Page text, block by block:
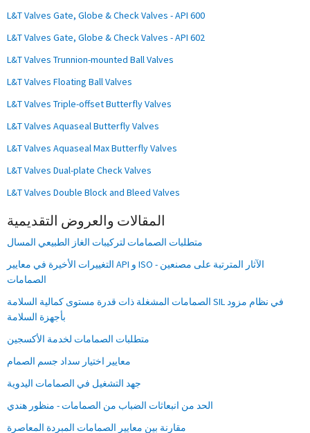
L&T Valves Gate, Globe & Check Valves - API 600
L&T Valves Gate, Globe & Check Valves - API 602
L&T Valves Trunnion-mounted Ball Valves
L&T Valves Floating Ball Valves
L&T Valves Triple-offset Butterfly Valves
L&T Valves Aquaseal Butterfly Valves
L&T Valves Aquaseal Max Butterfly Valves
L&T Valves Dual-plate Check Valves
L&T Valves Double Block and Bleed Valves
المقالات والعروض التقديمية
متطلبات الصمامات لتركيبات الغاز الطبيعي المسال
التغييرات الأخيرة في معايير API و ISO - الآثار المترتبة على مصنعين
الصمامات
الصمامات المشغلة ذات قدرة مستوى كمالية السلامة SIL في نظام مزود
بأجهزة السلامة
متطلبات الصمامات لخدمة الأكسجين
معايير اختيار سداد جسم الصمام
جهد التشغيل في الصمامات اليدوية
الحد من انبعاثات الضباب من الصمامات - منظور هندي
مقارنة بين معايير الصمامات المبردة المعاصرة